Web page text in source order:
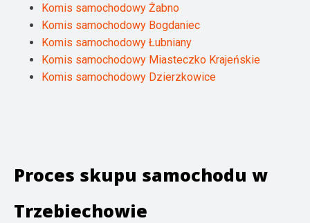
Komis samochodowy Żabno
Komis samochodowy Bogdaniec
Komis samochodowy Łubniany
Komis samochodowy Miasteczko Krajeńskie
Komis samochodowy Dzierzkowice
Proces skupu samochodu w
Trzebiechowie